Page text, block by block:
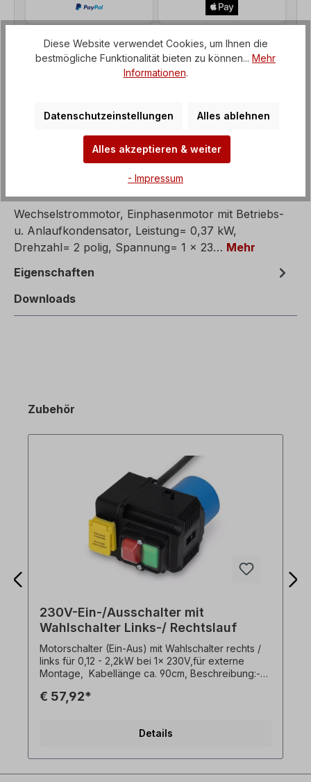
Wechselstrommotor, Einphasenmotor mit Betriebs-
u. Anlaufkondensator, Leistung= 0,37 kW,
Drehzahl= 2 polig, Spannung= 1 x 23… Mehr
Eigenschaften
Downloads
Zubehör
230V-Ein-/Ausschalter mit
Wahlschalter Links-/ Rechtslauf
Motorschalter (Ein-Aus) mit Wahlschalter rechts /
links für 0,12 - 2,2kW bei 1x 230V,für externe
Montage, Kabellänge ca. 90cm, Beschreibung:-
1x230V,- Umgebungstemperatur -5°C bis +40°C-
€ 57,92*
Details
Diese Website verwendet Cookies, um Ihnen die
bestmögliche Funktionalität bieten zu können... Mehr
Informationen.
Datenschutzeinstellungen Alles ablehnen
Alles akzeptieren & weiter
- Impressum